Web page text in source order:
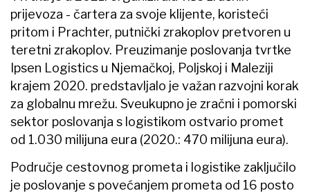
prijevoza - čartera za svoje klijente, koristeći
pritom i Prachter, putnički zrakoplov pretvoren u
teretni zrakoplov. Preuzimanje poslovanja tvrtke
Ipsen Logistics u Njemačkoj, Poljskoj i Maleziji
krajem 2020. predstavljalo je važan razvojni korak
za globalnu mrežu. Sveukupno je zračni i pomorski
sektor poslovanja s logistikom ostvario promet
od 1.030 milijuna eura (2020.: 470 milijuna eura).
Područje cestovnog prometa i logistike zaključilo
je poslovanje s povećanjem prometa od 16 posto